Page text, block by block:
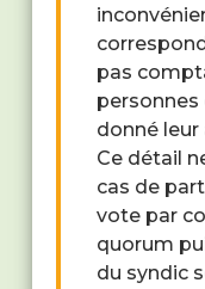
pas
personnes
donné leur
Ce détail
cas de
vote par
quorum
du syndic